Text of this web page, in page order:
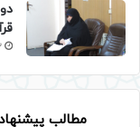
3
مطالب